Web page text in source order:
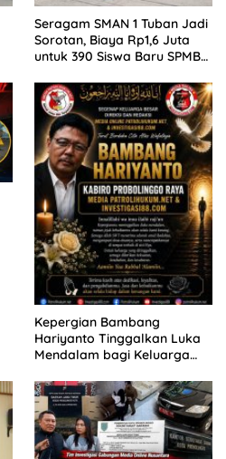
Seragam SMAN 1 Tuban Jadi
Sorotan, Biaya Rp1,6 Juta
untuk 390 Siswa Baru SPMB
Kepergian Bambang
Hariyanto Tinggalkan Luka
Mendalam bagi Keluarga